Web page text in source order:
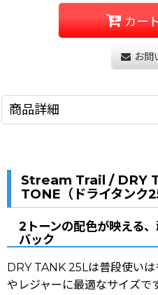
カー
お問
商品詳細
Stream Trail / DRY
TONE（ドライタンク
2トーンの配色が映える
バック
DRY TANK 25Lは普段使い
やレジャーに最適なサイズで